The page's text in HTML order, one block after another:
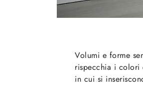
Volumi e forme
rispecchia i colori
in cui si